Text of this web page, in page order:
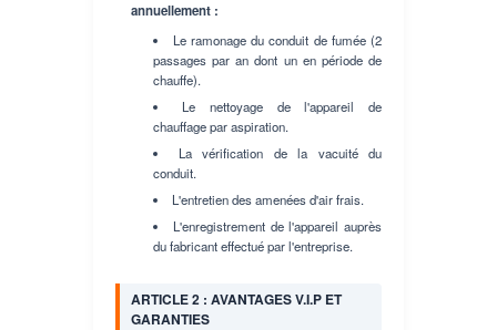
annuellement :
Le ramonage du conduit de fumée (2
passages par an dont un en période de
chauffe).
Le nettoyage de l'appareil de
chauffage par aspiration.
La vérification de la vacuité du
conduit.
L'entretien des amenées d'air frais.
L'enregistrement de l'appareil auprès
du fabricant effectué par l'entreprise.
ARTICLE 2 : AVANTAGES V.I.P ET
GARANTIES